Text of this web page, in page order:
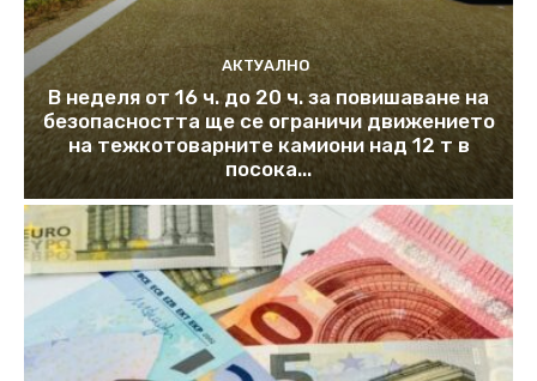
АКТУАЛНО
В неделя от 16 ч. до 20 ч. за повишаване на
безопасността ще се ограничи движението
на тежкотоварните камиони над 12 т в
посока...